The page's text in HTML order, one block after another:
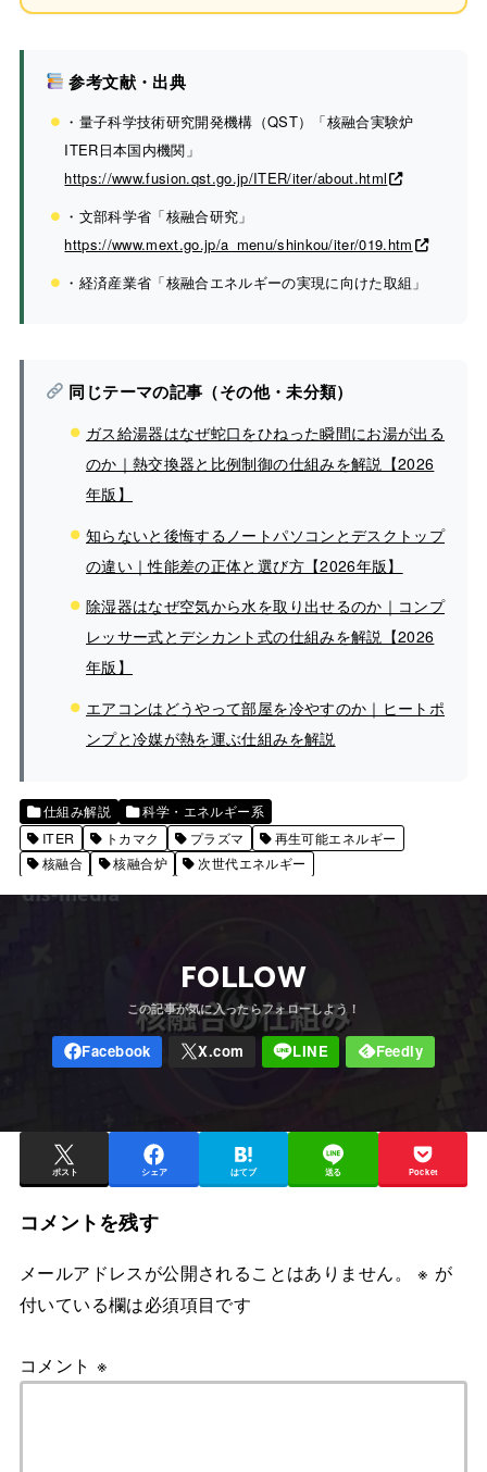
参考文献・出典
・量子科学技術研究開発機構（QST）「核融合実験炉
ITER日本国内機関」
https://www.fusion.qst.go.jp/ITER/iter/about.html
・文部科学省「核融合研究」
https://www.mext.go.jp/a_menu/shinkou/iter/019.htm
・経済産業省「核融合エネルギーの実現に向けた取組」
同じテーマの記事（その他・未分類）
ガス給湯器はなぜ蛇口をひねった瞬間にお湯が出る
のか｜熱交換器と比例制御の仕組みを解説【2026
年版】
知らないと後悔するノートパソコンとデスクトップ
の違い｜性能差の正体と選び方【2026年版】
除湿器はなぜ空気から水を取り出せるのか｜コンプ
レッサー式とデシカント式の仕組みを解説【2026
年版】
エアコンはどうやって部屋を冷やすのか｜ヒートポ
ンプと冷媒が熱を運ぶ仕組みを解説
仕組み解説
科学・エネルギー系
ITER
トカマク プラズマ
再生可能エネルギー
核融合
核融合炉 次世代エネルギー
FOLLOW
ポスト シェア はてブ 送る Pocket
コメントを残す
メールアドレスが公開されることはありません。 ※ が
付いている欄は必須項目です
コメント ※